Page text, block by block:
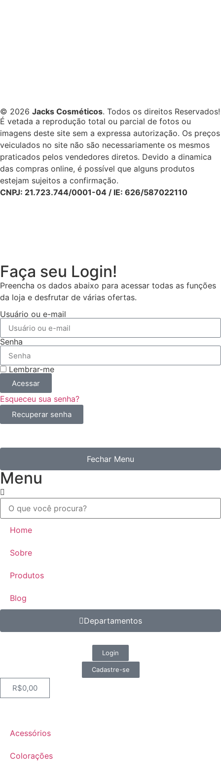
© 2026 Jacks Cosméticos. Todos os direitos Reservados!
É vetada a reprodução total ou parcial de fotos ou
imagens deste site sem a expressa autorização. Os preços
veiculados no site não são necessariamente os mesmos
praticados pelos vendedores diretos. Devido a dinamica
das compras online, é possível que alguns produtos
estejam sujeitos a confirmação.
CNPJ: 21.723.744/0001-04 / IE: 626/587022110
Faça seu Login!
Preencha os dados abaixo para acessar todas as funções
da loja e desfrutar de várias ofertas.
Usuário ou e-mail
Senha
Lembrar-me
Acessar
Esqueceu sua senha?
Recuperar senha
Fechar Menu
Menu
Home
Sobre
Produtos
Blog
Departamentos
Login
Cadastre-se
R$0,00
Acessórios
Colorações